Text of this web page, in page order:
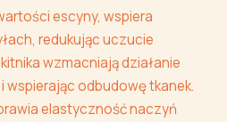
escyny, wspiera
redukując uczucie
wzmacniają działanie
wspierając odbudowę tkanek.
elastyczność naczyń